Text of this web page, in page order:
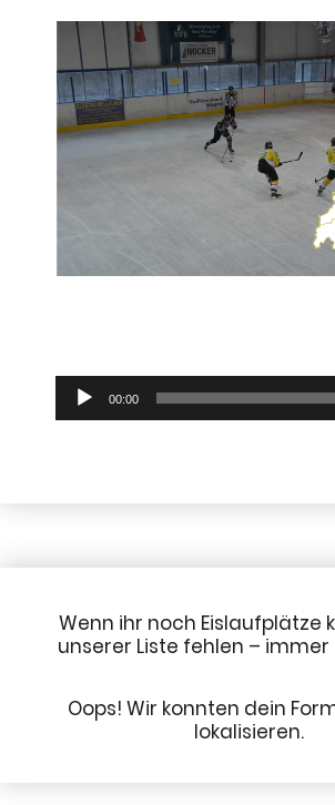
Audio-
Player
00:00
Wenn ihr noch Eislaufplätze
unserer Liste fehlen –
Oops! Wir konnten dein
lokalisieren.